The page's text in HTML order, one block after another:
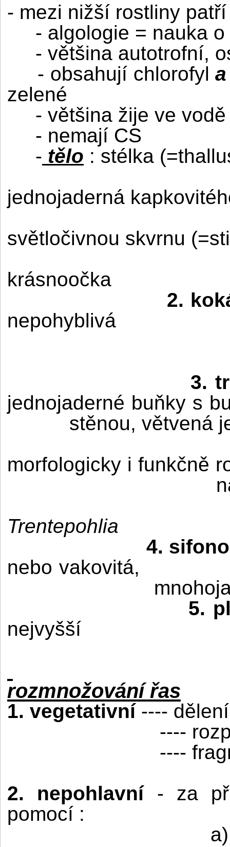
- mezi nižší rostliny
- algologie = nauka
- většina autotrofní,
- obsahují chlorofyl
zelené
- většina žije ve
- nemají CS
- tělo : stélka
jednojaderná
světločivnou skvrnu
krásnoočka
2.
nepohyblivá
3.
jednojaderné buňky s
stěnou, větvená
morfologicky i funkčně
Trentepohlia
4.
nebo vakovitá,
5.
nejvyšší
rozmnožování řas
1. vegetativní ----
----
----
2. nepohlavní - za
pomocí :